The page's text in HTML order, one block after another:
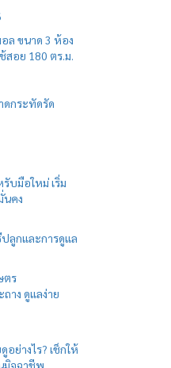
ล ขนาด 3 ห้อง
อย 180 ตร.ม.
กระทัดรัด
รับมือใหม่ เริ่ม
นคง
ปลูกและการดูแล
ตร
าง ดูแลง่าย
อย่างไร? เช็กให้
มิจฉาชีพ